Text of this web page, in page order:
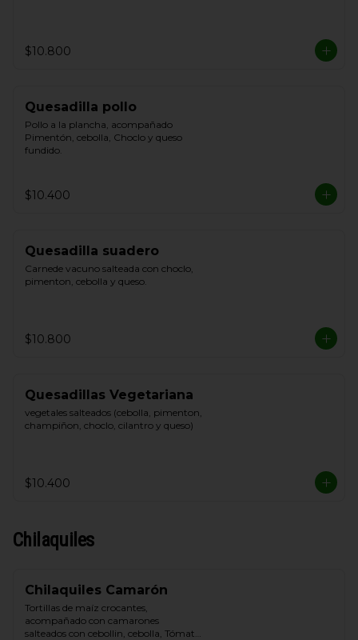
$10.800
Quesadilla pollo
Pollo a la plancha, acompañado
Pimentón, cebolla, Choclo y queso
fundido.
$10.400
Quesadilla suadero
Carnede vacuno salteada con choclo,
pimenton, cebolla y queso.
$10.800
Quesadillas Vegetariana
vegetales salteados (cebolla, pimenton,
champiñon, choclo, cilantro y queso)
$10.400
Chilaquiles
Chilaquiles Camarón
Tortillas de maíz crocantes,
acompañado con camarones
salteados con cebollin, cebolla, Tómate,